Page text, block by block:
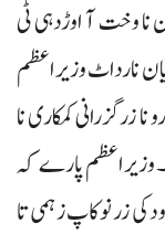
نا وخت آ اوڑدہی ٹی
نارداٹ وزیراعظم
تیکن امداد و 163 ملین یورو نا زرگزرانی کمکاری نا
وزیراعظم پارے کہ
کن 27 ملین یورو نا ودکی زر نوکاپ زہمی تا